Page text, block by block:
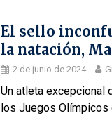
El sello
la natación,
2 de junio de 2024
Un atleta excepcional
los Juegos Olímpicos